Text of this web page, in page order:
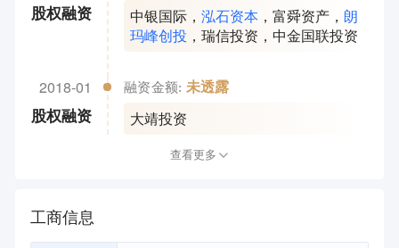
股权融资 中银国际 ，泓石资本 ，富舜资产 ，朗
玛峰创投 ，瑞信投资 ，中金国联投资
2018-01
股权融资
融资金额: 未透露
大靖投资
查看更多
工商信息